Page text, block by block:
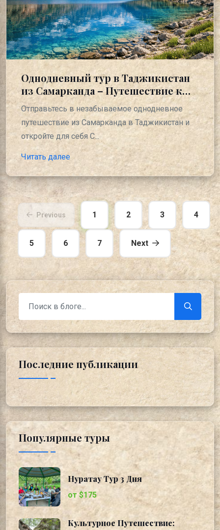
Однодневный тур в Таджикистан
из Самарканда – Путешествие к
Семи озёрам Фанских гор
Отправьтесь в незабываемое однодневное
путешествие из Самарканда в Таджикистан и
откройте для себя С...
Читать далее
Previous 1 2 3 4
5 6 7 Next
Последние публикации
Популярные туры
Нуратау Тур 3 Дня
от $175
Культурное Путешествие: